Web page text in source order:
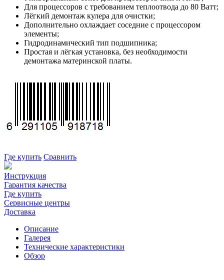
Для процессоров с требованием теплоотвода до 80 Ватт;
Лёгкий демонтаж кулера для очистки;
Дополнительно охлаждает соседние c процессором
элементы;
Гидродинамический тип подшипника;
Простая и лёгкая установка, без необходимости
демонтажа материнской платы.
Где купить Сравнить
Инструкция
Гарантия качества
Где купить
Сервисные центры
Доставка
Описание
Галерея
Технические характеристики
Обзор